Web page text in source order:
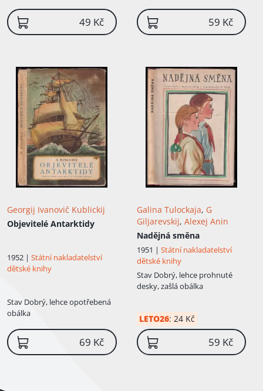
49 Kč 59 Kč
Georgij Ivanovič Kublickij
Objevitelé Antarktidy
1952 | Státní nakladatelství
dětské knihy
Stav Dobrý, lehce opotřebená
obálka
69 Kč
Galina Tulockaja, G
Giljarevskij, Alexej Anin
Nadějná směna
1951 | Státní nakladatelství
dětské knihy
Stav Dobrý, lehce prohnuté
desky, zašlá obálka
LETO26: 24 Kč
59 Kč
Přidáno do košíku!